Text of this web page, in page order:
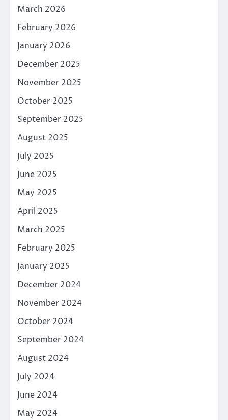
March 2026
February 2026
January 2026
December 2025
November 2025
October 2025
September 2025
August 2025
July 2025
June 2025
May 2025
April 2025
March 2025
February 2025
January 2025
December 2024
November 2024
October 2024
September 2024
August 2024
July 2024
June 2024
May 2024